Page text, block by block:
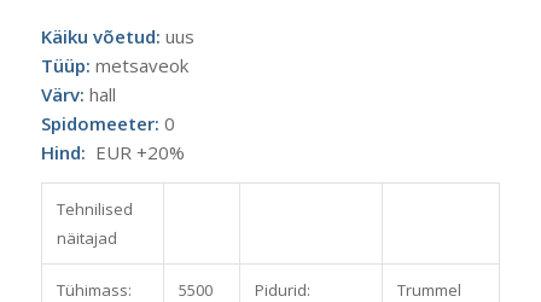
Käiku võetud: uus
Tüüp: metsaveok
Värv: hall
Spidomeeter: 0
Hind: EUR +20%
Tehnilised
näitajad
Tühimass: 5500 Pidurid: Trummel